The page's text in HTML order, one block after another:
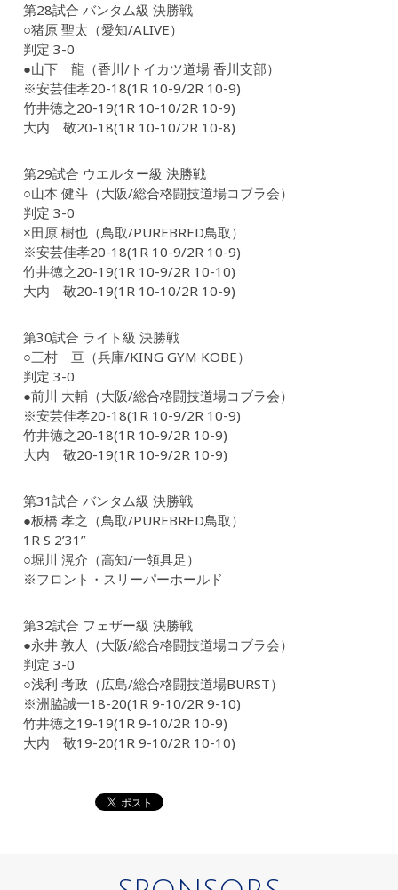
第28試合 バンタム級 決勝戦
○猪原 聖太（愛知/ALIVE）
判定 3-0
●山下 龍（香川/トイカツ道場 香川支部）
※安芸佳孝20-18(1R 10-9/2R 10-9)
竹井徳之20-19(1R 10-10/2R 10-9)
大内 敬20-18(1R 10-10/2R 10-8)
第29試合 ウエルター級 決勝戦
○山本 健斗（大阪/総合格闘技道場コブラ会）
判定 3-0
×田原 樹也（鳥取/PUREBRED鳥取）
※安芸佳孝20-18(1R 10-9/2R 10-9)
竹井徳之20-19(1R 10-9/2R 10-10)
大内 敬20-19(1R 10-10/2R 10-9)
第30試合 ライト級 決勝戦
○三村 亘（兵庫/KING GYM KOBE）
判定 3-0
●前川 大輔（大阪/総合格闘技道場コブラ会）
※安芸佳孝20-18(1R 10-9/2R 10-9)
竹井徳之20-18(1R 10-9/2R 10-9)
大内 敬20-19(1R 10-9/2R 10-9)
第31試合 バンタム級 決勝戦
●板橋 孝之（鳥取/PUREBRED鳥取）
1R S 2’31”
○堀川 滉介（高知/一領具足）
※フロント・スリーパーホールド
第32試合 フェザー級 決勝戦
●永井 敦人（大阪/総合格闘技道場コブラ会）
判定 3-0
○浅利 考政（広島/総合格闘技道場BURST）
※洲脇誠一18-20(1R 9-10/2R 9-10)
竹井徳之19-19(1R 9-10/2R 10-9)
大内 敬19-20(1R 9-10/2R 10-10)